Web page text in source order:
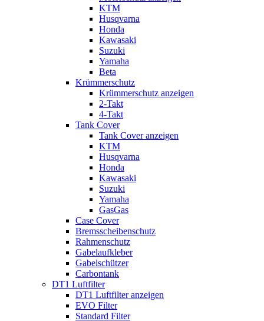
KTM
Husqvarna
Honda
Kawasaki
Suzuki
Yamaha
Beta
Krümmerschutz
Krümmerschutz anzeigen
2-Takt
4-Takt
Tank Cover
Tank Cover anzeigen
KTM
Husqvarna
Honda
Kawasaki
Suzuki
Yamaha
GasGas
Case Cover
Bremsscheibenschutz
Rahmenschutz
Gabelaufkleber
Gabelschützer
Carbontank
DT1 Luftfilter
DT1 Luftfilter anzeigen
EVO Filter
Standard Filter